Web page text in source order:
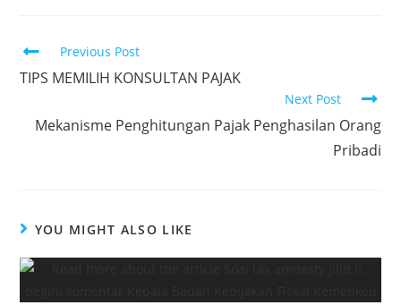
Previous Post
TIPS MEMILIH KONSULTAN PAJAK
Next Post
Mekanisme Penghitungan Pajak Penghasilan Orang
Pribadi
YOU MIGHT ALSO LIKE